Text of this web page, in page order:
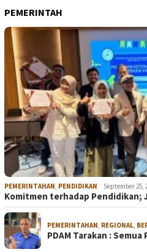
PEMERINTAH
PEMERINTAHAN PENDIDIKAN September 25,
Komitmen terhadap Pendidikan;
PEMERINTAHAN REGIONAL
PDAM Tarakan :